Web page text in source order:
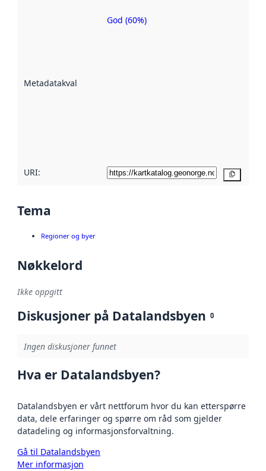
Metadatakvalitet
Metadatakvalitet
God (60%)
URI:
Tema
Regioner og byer
Nøkkelord
Ikke oppgitt
Diskusjoner på Datalandsbyen 0
Ingen diskusjoner funnet
Hva er Datalandsbyen?
Datalandsbyen er vårt nettforum hvor du kan etterspørre
data, dele erfaringer og spørre om råd som gjelder
datadeling og informasjonsforvaltning.
Gå til Datalandsbyen
Mer informasjon